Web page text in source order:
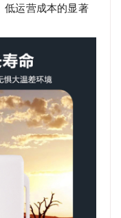
低运营成本的显著